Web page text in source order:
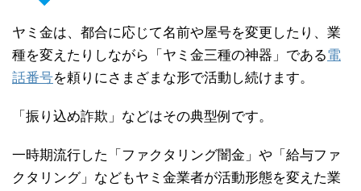
ヤミ金は、都合に応じて名前や屋号を変更したり、業
種を変えたりしながら「ヤミ金三種の神器」である電
話番号を頼りにさまざまな形で活動し続けます。
「振り込め詐欺」などはその典型例です。
一時期流行した「ファクタリング闇金」や「給与ファ
クタリング」などもヤミ金業者が活動形態を変えた業